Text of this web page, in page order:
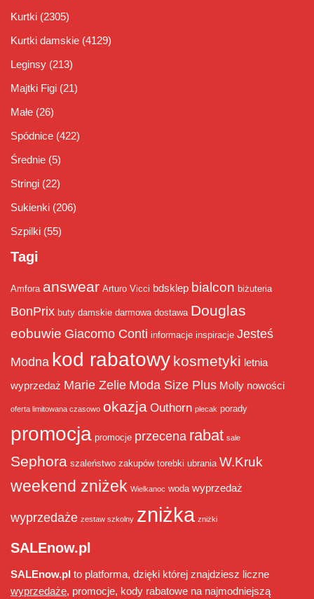
Kurtki (2305)
Kurtki damskie (4129)
Leginsy (213)
Majtki Figi (21)
Małe (26)
Spódnice (422)
Średnie (5)
Stringi (22)
Sukienki (206)
Szpilki (55)
Tagi
Amfora answear Arturo Vicci bdsklep bialcon biżuteria
BonPrix buty damskie darmowa dostawa Douglas
eobuwie Giacomo Conti informacje inspiracje Jesteś
Modna kod rabatowy kosmetyki letnia
wyprzedaż Marie Zelie Moda Size Plus Molly nowości
oferta limitowana czasowo okazja Outhorn plecak porady
promocja promocje przecena rabat sale
Sephora szaleństwo zakupów torebki ubrania W.Kruk
weekend zniżek Wielkanoc woda wyprzedaż
wyprzedaże zestaw szkolny zniżka zniżki
SALEnow.pl
SALEnow.pl to platforma, dzięki której znajdziesz liczne
wyprzedaże, promocje, kody rabatowe na najmodniejszą